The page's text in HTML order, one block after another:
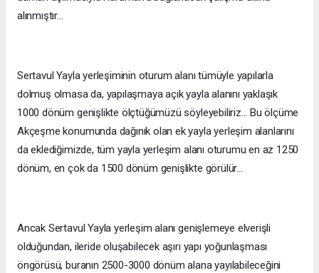
alınmıştır...
Sertavul Yayla yerleşiminin oturum alanı tümüyle yapılarla
dolmuş olmasa da, yapılaşmaya açık yayla alanını yaklaşık
1000 dönüm genişlikte ölçtüğümüzü söyleyebiliriz... Bu ölçüme
Akçeşme konumunda dağınık olan ek yayla yerleşim alanlarını
da eklediğimizde, tüm yayla yerleşim alanı oturumu en az 1250
dönüm, en çok da 1500 dönüm genişlikte görülür...
Ancak Sertavul Yayla yerleşim alanı genişlemeye elverişli
olduğundan, ileride oluşabilecek aşırı yapı yoğunlaşması
öngörüsü, buranın 2500-3000 dönüm alana yayılabileceğini